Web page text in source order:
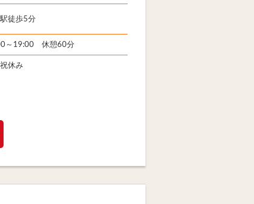
徒歩5分
～19:00 休憩60分
休み